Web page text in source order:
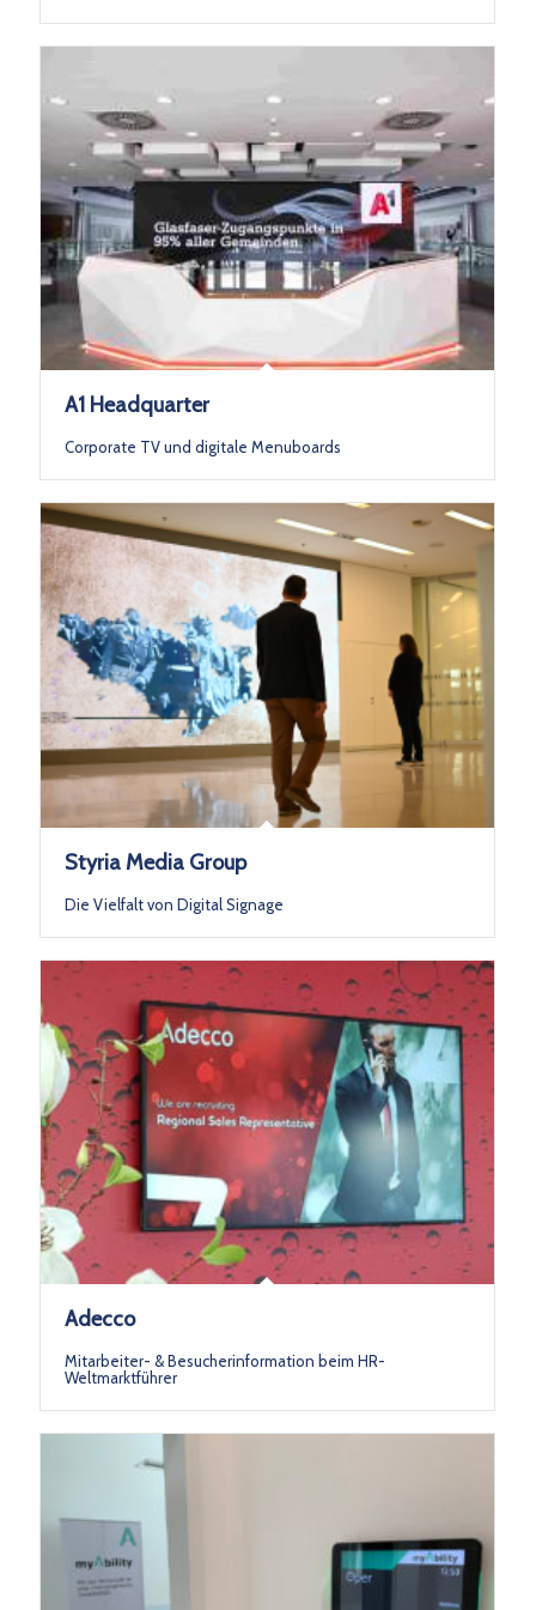
A1 Headquarter
Corporate TV und digitale Menuboards
Styria Media Group
Die Vielfalt von Digital Signage
Adecco
Mitarbeiter- & Besucherinformation beim HR-
Weltmarktführer